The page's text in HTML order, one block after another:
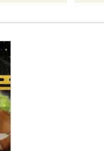
配送指定
お届け日時指定可
順
順
い順
い順